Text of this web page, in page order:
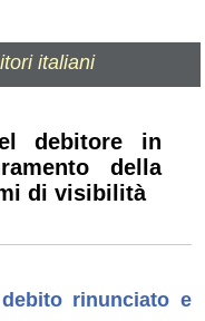
italiani
debitore in
della
di visibilità
rinunciato e